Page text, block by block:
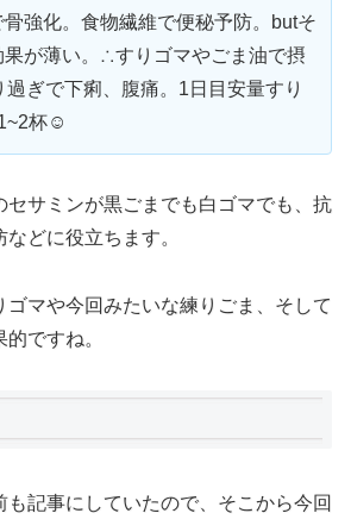
強化。食物繊維で便秘予防。butそ
が薄い。∴すりゴマやごま油で摂
過ぎで下痢、腹痛。1日目安量すり
杯☺️
セサミンが黒ごまでも白ゴマでも、抗
どに役立ちます。
ゴマや今回みたいな練りごま、そして
ですね。
記事にしていたので、そこから今回